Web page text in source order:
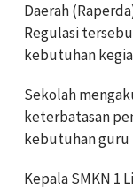
Daerah
Regulasi
kebutuhan
Sekolah
keterbatasan
kebutuhan guru
Kepala SMKN 1